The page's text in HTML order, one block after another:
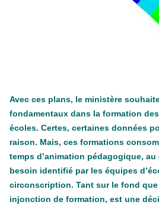
Avec ces plans, le ministère
fondamentaux dans la formation
écoles. Certes, certaines données
raison. Mais, ces formations
temps d’animation pédagogique,
besoin identifié par les équipes
circonscription. Tant sur le fond
injonction de formation, est une